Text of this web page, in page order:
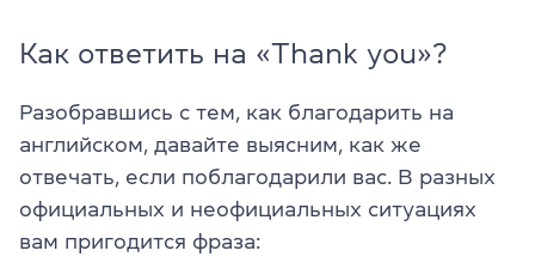
Как ответить на «Thank you»?
Разобравшись с тем, как благодарить на
английском, давайте выясним, как же
отвечать, если поблагодарили вас. В разных
официальных и неофициальных ситуациях
вам пригодится фраза: